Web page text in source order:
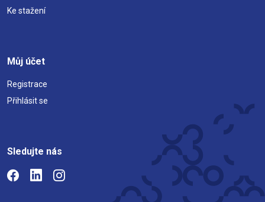
Ke stažení
Můj účet
Registrace
Přihlásit se
Sledujte nás